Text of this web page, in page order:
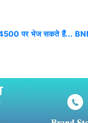
पर भेज सकते हैं...